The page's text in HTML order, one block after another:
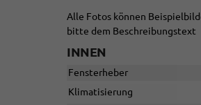
Alle Fotos können
bitte dem Beschreibungstext
INNEN
Fensterheber
Klimatisierung